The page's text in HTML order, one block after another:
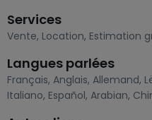
KW a été reconnue 1ère
groupe est fondé sur des
priorité le bien-être et la
immobiliers. Nous sommes
Services
Vente, Location, Estimation
Langues parlées
Français, Anglais, Allemand,
Italiano, Español, Arabian,